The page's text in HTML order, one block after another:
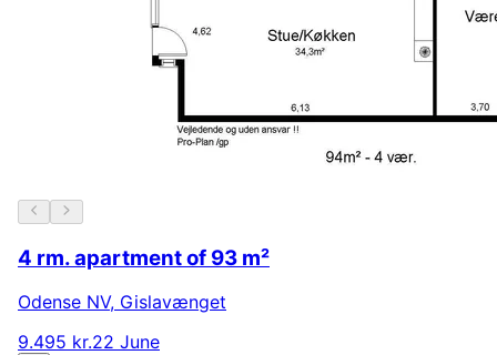
4 rm. apartment of 93 m²
Odense NV, Gislavænget
9.495 kr.22 June